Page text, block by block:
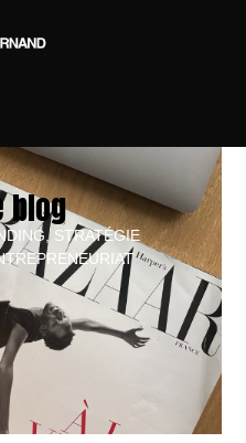
blog
STRATÉGIE